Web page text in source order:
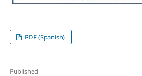
PDF (Spanish)
Published